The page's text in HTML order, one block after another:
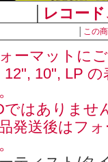
レコー
この
ーマットに
12", 10", LP
ではありませ
発送後はフ